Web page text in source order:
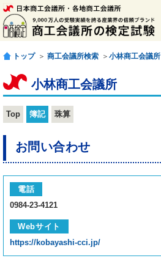
トップ ＞ 商工会議所検索 ＞ 小林商工会議所
小林商工会議所
Top 簿記 珠算
お問い合わせ
電話
0984-23-4121
Webサイト
https://kobayashi-cci.jp/